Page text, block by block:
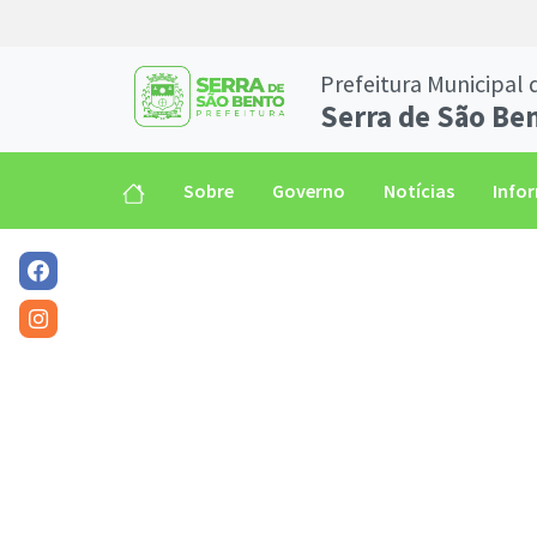
Prefeitura Municipal
Serra de São
Sobre Governo Notícias